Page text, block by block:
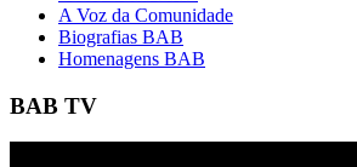
A Voz da Comunidade
Biografias BAB
Homenagens BAB
BAB TV